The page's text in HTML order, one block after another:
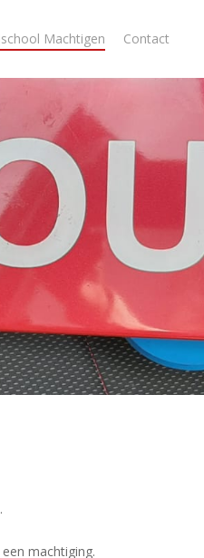
Machtigen Contact
machtiging.